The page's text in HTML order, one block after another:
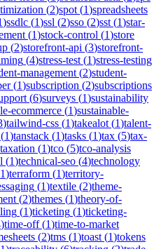
(2)spot (1)spreadsheets
)ssdlc (1)ssl (2)sso (2)sst (1)star-
(1)stock-control (1)store
(2)storefront-api (3)storefront-
(4)stress-test (1)stress-testing
management (2)student-
(1)subscription (2)subscriptions
(6)surveys (1)sustainability
ecommerce (1)sustainable-
)tailwind-css (1)takealot (1)talent-
(1)tanstack (1)tasks (1)tax (5)tax-
taxation (1)tco (5)tco-analysis
(1)technical-seo (4)technology
1)terraform (1)territory-
(1)textile (2)theme-
(2)themes (1)theory-of-
(1)ticketing (1)ticketing-
)time-off(1)time-to-market
(2)tms (1)toast (1)tokens